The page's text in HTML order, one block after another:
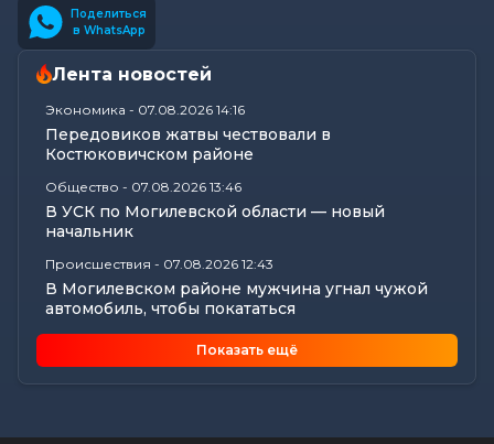
Поделиться
в WhatsApp
Лента новостей
Экономика - 07.08.2026 14:16
Передовиков жатвы чествовали в
Костюковичском районе
Общество - 07.08.2026 13:46
В УСК по Могилевской области — новый
начальник
Происшествия - 07.08.2026 12:43
В Могилевском районе мужчина угнал чужой
автомобиль, чтобы покататься
Погода на выходные в Могилевской области:
комфортная летняя прохлада,...
Показать ещё